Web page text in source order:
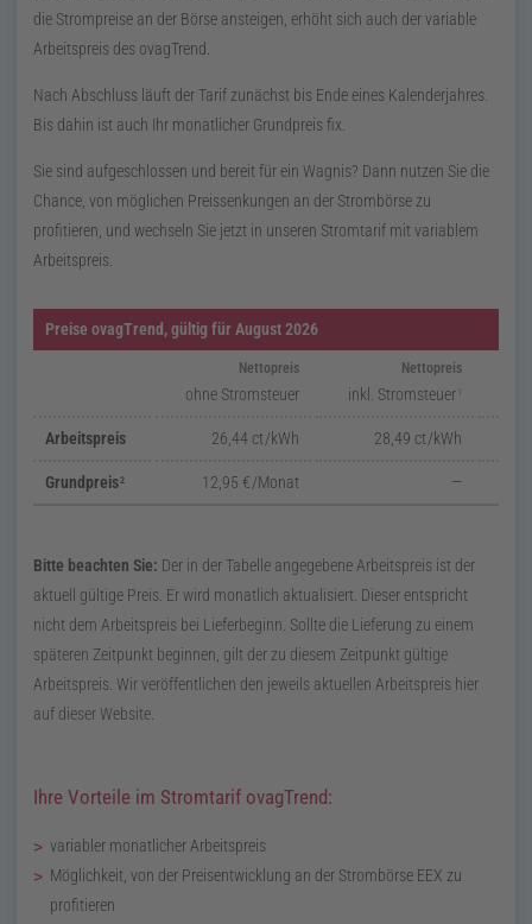
die Strompreise an der Börse ansteigen, erhöht sich auch der variable
Arbeitspreis des ovagTrend
Nach Abschluss läuft der Tarif zunächst bis Ende eines Kalenderjahres.
Bis dahin ist auch Ihr monatlicher Grundpreis fix.
Sie sind aufgeschlossen und bereit für ein Wagnis? Dann nutzen Sie die
Chance, von möglichen Preissenkungen an der Strombörse zu
profitieren, und wechseln Sie jetzt in unseren Stromtarif mit variablem
Arbeitspreis.
Preise ovagTrend, gültig für August 2026
Nettopreis
ohne Stromsteuer
Nettopreis
inkl. Stromsteuer
Arbeitspreis 26,44 ct / kWh 28,49 ct / kWh
Grundpreis2 12,95 € / Monat —
Bitte beachten Sie: Der in der Tabelle angegebene Arbeitspreis ist der
aktuell gültige Preis. Er wird monatlich aktualisiert. Dieser entspricht
nicht dem Arbeitspreis bei Lieferbeginn. Sollte die Lieferung zu einem
späteren Zeitpunkt beginnen, gilt der zu diesem Zeitpunkt gültige
Arbeitspreis. Wir veröffentlichen den jeweils aktuellen Arbeitspreis hier
auf dieser Website.
Ihre Vorteile im Stromtarif ovagTrend:
variabler monatlicher Arbeitspreis
Möglichkeit, von der Preisentwicklung an der Strombörse EEX zu
profitieren